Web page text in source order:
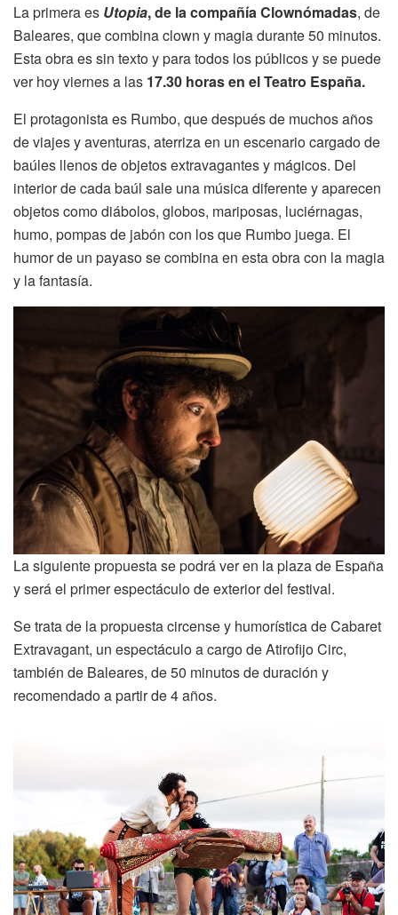
La primera es Utopia, de la compañía Clownómadas, de
Baleares, que combina clown y magia durante 50 minutos.
Esta obra es sin texto y para todos los públicos y se puede
ver hoy viernes a las 17.30 horas en el Teatro España.
El protagonista es Rumbo, que después de muchos años
de viajes y aventuras, aterriza en un escenario cargado de
baúles llenos de objetos extravagantes y mágicos. Del
interior de cada baúl sale una música diferente y aparecen
objetos como diábolos, globos, mariposas, luciérnagas,
humo, pompas de jabón con los que Rumbo juega. El
humor de un payaso se combina en esta obra con la magia
y la fantasía.
La siguiente propuesta se podrá ver en la plaza de España
y será el primer espectáculo de exterior del festival.
Se trata de la propuesta circense y humorística de Cabaret
Extravagant, un espectáculo a cargo de Atirofijo Circ,
también de Baleares, de 50 minutos de duración y
recomendado a partir de 4 años.